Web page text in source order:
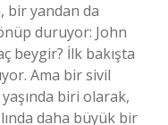
bir yandan da
duruyor: John
beygir? İlk bakışta
Ama bir sivil
biri olarak,
daha büyük bir